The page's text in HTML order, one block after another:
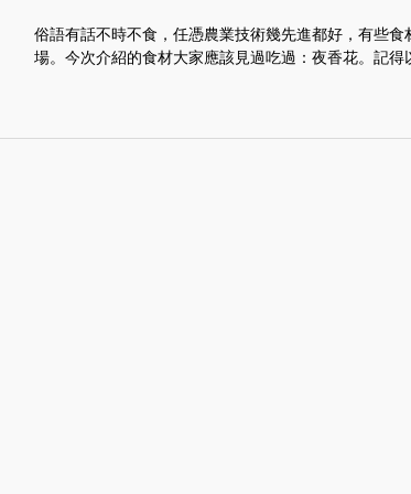
俗語有話不時不食，任憑農業技術幾先進都好，有些
場。今次介紹的食材大家應該見過吃過：夜香花。記得